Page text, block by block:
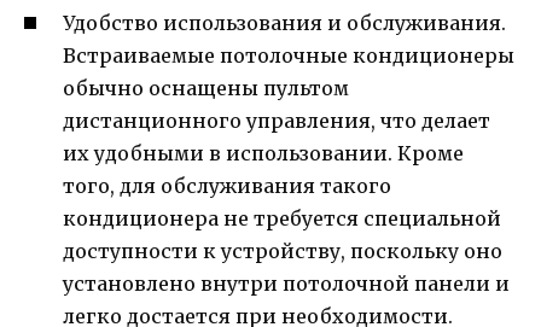
Удобство использования и обслуживания.
Встраиваемые потолочные кондиционеры
обычно оснащены пультом
дистанционного управления, что делает
их удобными в использовании. Кроме
того, для обслуживания такого
кондиционера не требуется специальной
доступности к устройству, поскольку оно
установлено внутри потолочной панели и
легко достается при необходимости.